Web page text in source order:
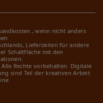
, wenn nicht anders
Lieferzeiten für andere
Schaltfläche mit den
Rechte vorbehalten. Digitale
sind Teil der kreativen Arbeit